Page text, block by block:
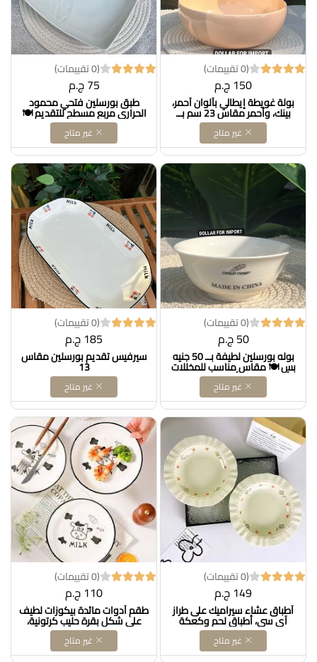
(0 تقييمات)
150 ج.م
بولة غويطة إيطالي بألوان أحمر،
بينك، وأحمر مقاس 23 سم بــ
150 جنيه 🍽️ شكلها حلو وعمقها
مناسب لكل استخداماتك في
المطبخ، خامتها ممتازة وجودة
فتحي محمود حراري👌
غير متاح
(0 تقييمات)
75 ج.م
طبق بورسلين فتحي محمود
الحراري مربع مسطح للتقديم 🍽️
مقاس 23 سم، مثالي لتقديم
الحلويات أو المقبلات أو أي حاجة
تحبيها، شكله شيك وهيضيف
لمسة راقية للترابيزة ✨ Dollars
for impor
غير متاح
(0 تقييمات)
50 ج.م
بوله بورسلين لطيفة بــ 50 جنيه
بس 🍽️ مقاس مناسب للمخللات
أو الصوصات أو حتى التسالي،
شكلها بسيط وشيك وتنفع
تقدمي بيها على الصفرة بكل
ذوق 👌 Dollars for import
غير متاح
(0 تقييمات)
185 ج.م
سيرفيس تقديم بورسلين مقاس
13
غير متاح
(0 تقييمات)
149 ج.م
أطباق عشاء سيراميك على طراز
آي سي، أطباق لحم وكعكة
وحلوى وفاكهة وخضراوات
وأدوات مائدة Dollars for imporT
كود B0D8BH252J
غير متاح
(0 تقييمات)
110 ج.م
طقم أدوات مائدة بيكوزات لطيف
على شكل بقرة حليب كرتونية،
وعاء طبق عشاء سيراميك على
شكل بقرة Dollars for imporT
كود B0BN7L18MN
غير متاح